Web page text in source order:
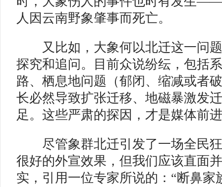
人因云南野象肇事而死亡。
又比如，大象何以北迁这一问题
探究和追问。目前众说纷纭，包括
路、栖息地问题（郁闭、缩减或者
长必然导致扩张迁移、地磁暴激发
足。这些严肃的探因，才是媒体前
尽管象群北迁引发了一场全民狂
很好的外宣效果，但我们应该直面
实，引用一位专家所说的：“断鼻家